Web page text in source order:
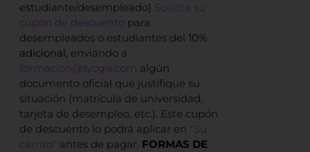
estudiante/desempleado) Solicite su
cupón de descuento para
desempleados o estudiantes del 10%
adicional, enviando a
formacion@tycgis.com algún
documento oficial que justifique su
situación (matrícula de universidad,
tarjeta de desempleo, etc.). Este cupón
de descuento lo podrá aplicar en "Su
carrito" antes de pagar. FORMAS DE